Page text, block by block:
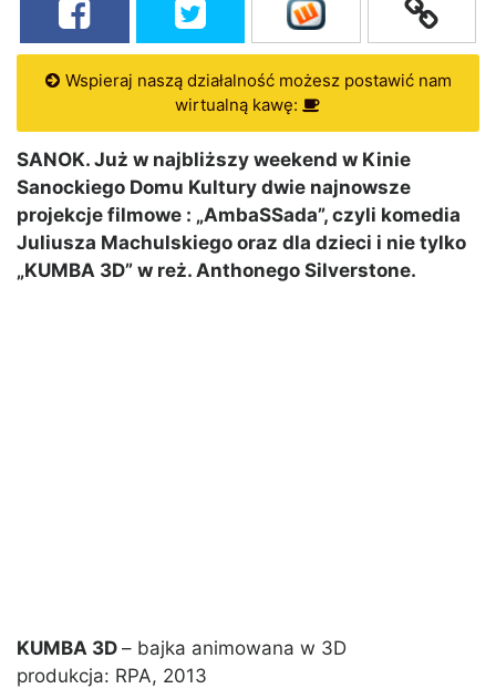
Wspieraj naszą działalność możesz postawić nam
wirtualną kawę:
SANOK. Już w najbliższy weekend w Kinie
Sanockiego Domu Kultury dwie najnowsze
projekcje filmowe : „AmbaSSada”, czyli komedia
Juliusza Machulskiego oraz dla dzieci i nie tylko
„KUMBA 3D” w reż. Anthonego Silverstone.
KUMBA 3D – bajka animowana w 3D
produkcja: RPA, 2013